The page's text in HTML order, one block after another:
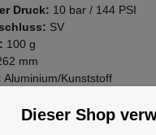
Druck: 10 bar / 144 PSI
SV
100 g
mm
Aluminium/Kunststoff
Dieser Shop